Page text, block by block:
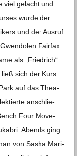
viel gelacht und
wurde der
und der Aus­ruf
Fair­fax
als „Fried­rich“
ließ sich der Kurs
auf das Thea­
anschlie­
Four Move­
Abends ging
von Sasha Mari­